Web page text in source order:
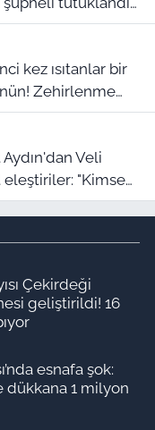
ele geçirildi
Zehirlenme
eleştiriler: "Kimse
değil"
Çekirdeği
geliştirildi! 16
esnafa şok:
dükkana 1 milyon